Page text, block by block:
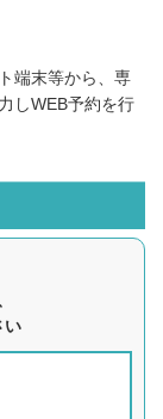
端末等から、専
しWEB予約を行
い